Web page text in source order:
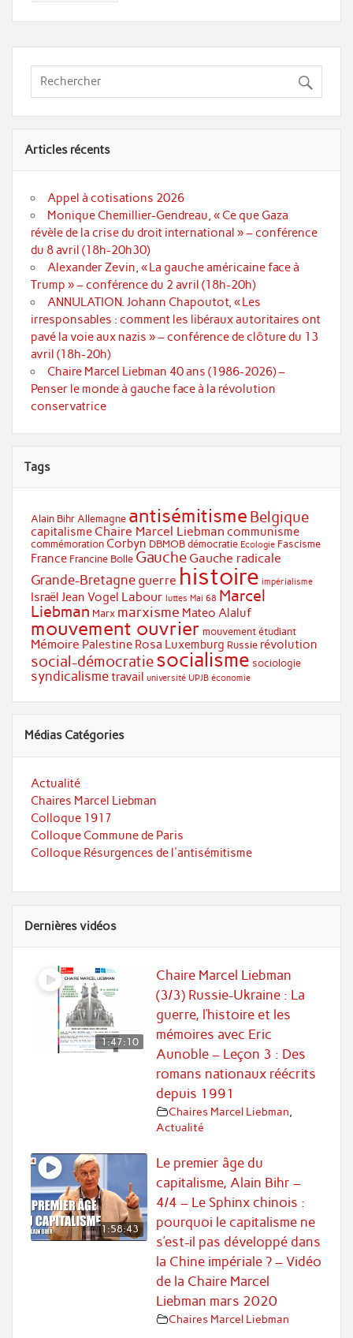
Articles récents
Appel à cotisations 2026
Monique Chemillier-Gendreau, « Ce que Gaza
révèle de la crise du droit international » – conférence
du 8 avril (18h-20h30)
Alexander Zevin, « La gauche américaine face à
Trump » – conférence du 2 avril (18h-20h)
ANNULATION. Johann Chapoutot, « Les
irresponsables : comment les libéraux autoritaires ont
pavé la voie aux nazis » – conférence de clôture du 13
avril (18h-20h)
Chaire Marcel Liebman 40 ans (1986-2026) –
Penser le monde à gauche face à la révolution
conservatrice
Tags
Alain Bihr Allemagne antisémitisme Belgique
capitalisme Chaire Marcel Liebman communisme
commémoration Corbyn DBMOB démocratie Ecologie Fascisme
France Francine Bolle Gauche Gauche radicale
Grande-Bretagne guerre histoire impérialisme
Israël Jean Vogel Labour luttes Mai 68 Marcel
Liebman Marx marxisme Mateo Alaluf
mouvement ouvrier mouvement étudiant
Mémoire Palestine Rosa Luxemburg Russie révolution
social-démocratiesocialisme sociologie
syndicalismetravail université UPJB économie
Médias Catégories
Actualité
Chaires Marcel Liebman
Colloque 1917
Colloque Commune de Paris
Colloque Résurgences de l'antisémitisme
Dernières vidéos
1:47:10
Chaire Marcel Liebman
(3/3) Russie-Ukraine : La
guerre, l’histoire et les
mémoires avec Eric
Aunoble – Leçon 3 : Des
romans nationaux réécrits
depuis 1991
Chaires Marcel Liebman
Actualité
1:58:43
Le premier âge du
capitalisme, Alain Bihr –
4/4 – Le Sphinx chinois :
pourquoi le capitalisme ne
s’est-il pas développé dans
la Chine impériale ? – Vidéo
de la Chaire Marcel
Liebman mars 2020
Chaires Marcel Liebman